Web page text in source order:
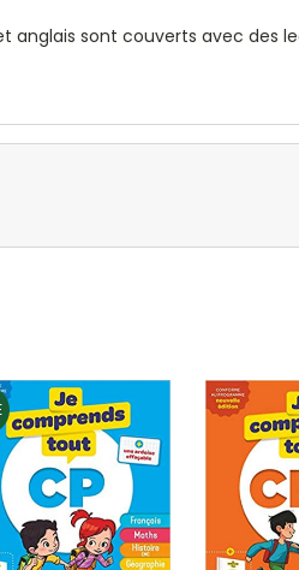
sont couverts avec des